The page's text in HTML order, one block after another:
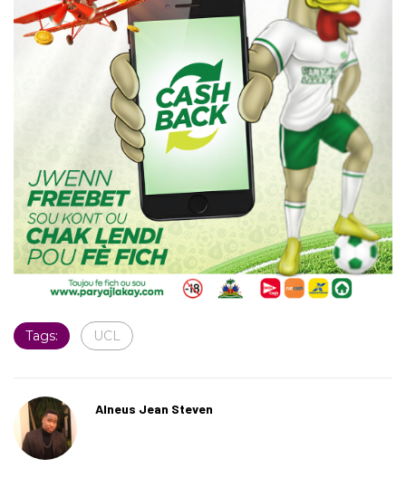
Tags: UCL
Alneus Jean Steven